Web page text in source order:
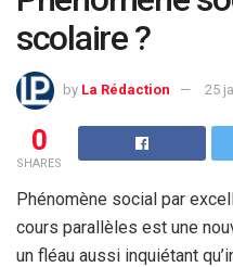
scolaire ?
by La Rédaction 25
0
SHARES
Phénomène social par
cours parallèles est une
un fléau aussi inquiétant